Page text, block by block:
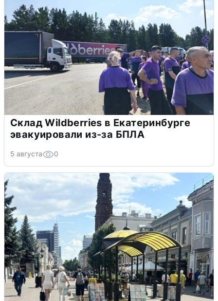
Склад Wildberries в Екатеринбурге
эвакуировали из-за БПЛА
5 августа 0